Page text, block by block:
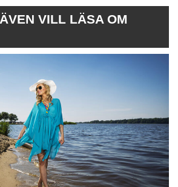
VILL LÄSA OM